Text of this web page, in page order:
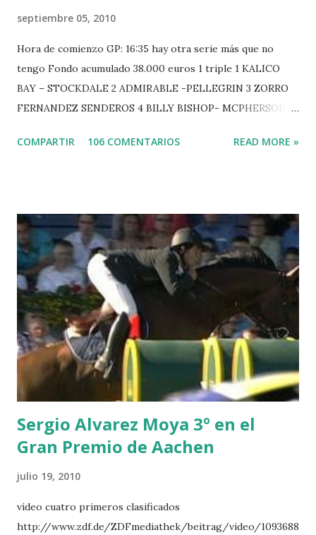
septiembre 05, 2010
Hora de comienzo GP: 16:35 hay otra serie más que no
tengo Fondo acumulado 38.000 euros 1 triple 1 KALICO
BAY – STOCKDALE 2 ADMIRABLE -PELLEGRIN 3 ZORRO
FERNANDEZ SENDEROS 4 BILLY BISHOP- MCPHERSON 5
-EPAILLARD 7 GIG AMAI M WHITAKER 8 SILVANA DU
POWER - MILLAR 5 ARMANIE -VOORN 6 QUERLYBET
HERO -LEJAUNE 7 MO CHROI - O’BRIEN 8 CARMENA Z -
BREEN 9 JALLA DE GAVIERE -RAMZY AL DUHAMI 10
NOVEL -PHILIPPAERTS 3 triple 1 LATE NIGHT -LEVY 2 K
CLUB LADY -O’CONNOR 3 QUICK STUDY - HOUGH 4
LORENZO -AHLMANN 5 L’ESPOIR -GULLIKSEN 6
TOPINAMBOUR -LEPREVOST 7 WISCONSIN 111 -MOYA 8
INTERTOY Z - BRASH 9 HERALD –CORDON 10 SELDANA
DI CAMPALTO -SHARBATLY Vuelta Triunfal... el ganador
del Gran Premio en su vuelta de honor
COMPARTIR 106 COMENTARIOS READ MORE »
Sergio Alvarez Moya 3º en el
Gran Premio de Aachen
julio 19, 2010
vídeo cuatro primeros clasificados
http://www.zdf.de/ZDFmediathek/beitrag/video/1093688